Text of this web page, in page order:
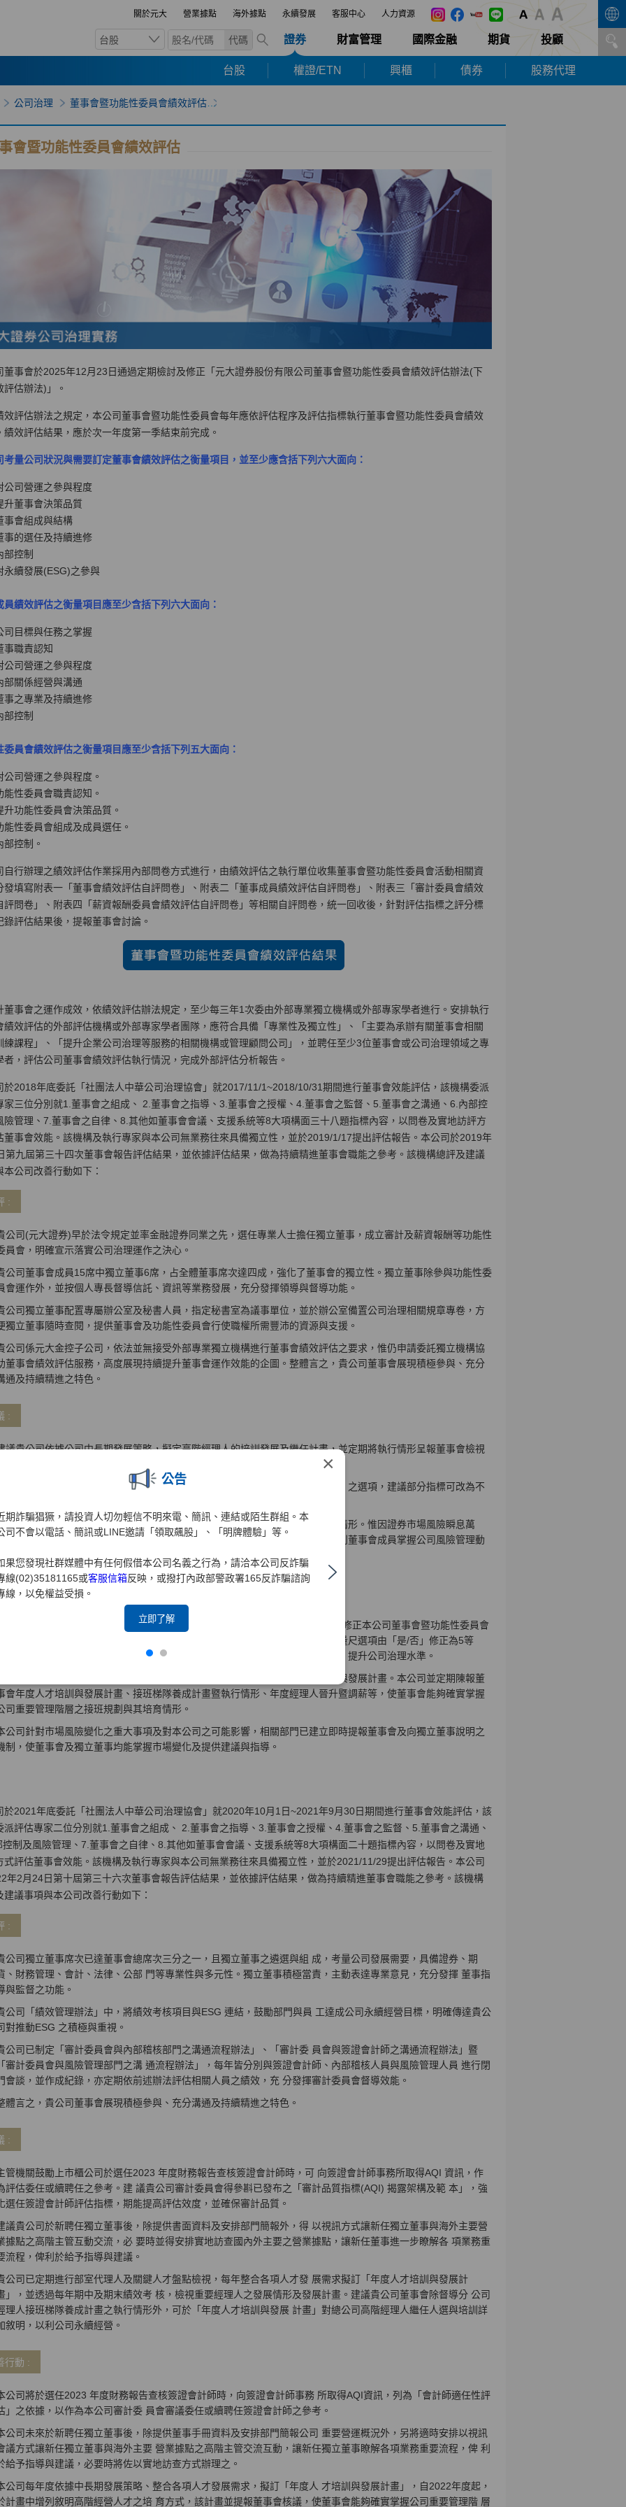
關於元大 營業據點 海外據點 永續發展 客服中心 人力資源
台股 代碼 證券 財富管理 國際金融 期貨 投顧
台股 權證/ETN 興櫃 債券 股務代理
×
公告
期詐騙猖獗，請投資人切勿輕信不明來電、簡訊、連結或陌生群組。本
司不會以電話、簡訊或LINE邀請「領取飆股」、「明牌體驗」等。
果您發現社群媒體中有任何假借本公司名義之行為，請洽本公司反詐騙
線(02)35181165或客服信箱反映，或撥打內政部警政署165反詐騙諮詢
線，以免權益受損。
立即了解
公司治理 董事會暨功能性委員會績效評估
會暨功能性委員會績效評估
董事會於2025年12月23日通過定期檢討及修正「元大證券股份有限公司董事會暨功能性委員會績效評估辦法(下
評估辦法)」。
效評估辦法之規定，本公司董事會暨功能性委員會每年應依評估程序及評估指標執行董事會暨功能性委員會績效
績效評估結果，應於次一年度第一季結束前完成。
考量公司狀況與需要訂定董事會績效評估之衡量項目，並至少應含括下列六大面向：
公司營運之參與程度
升董事會決策品質
事會組成與結構
事的選任及持續進修
部控制
永續發展(ESG)之參與
員績效評估之衡量項目應至少含括下列六大面向：
司目標與任務之掌握
事職責認知
公司營運之參與程度
部關係經營與溝通
事之專業及持續進修
部控制
委員會績效評估之衡量項目應至少含括下列五大面向：
公司營運之參與程度。
能性委員會職責認知。
升功能性委員會決策品質。
能性委員會組成及成員選任。
部控制。
自行辦理之績效評估作業採用內部問卷方式進行，由績效評估之執行單位收集董事會暨功能性委員會活動相關資
發填寫附表一「董事會績效評估自評問卷」、附表二「董事成員績效評估自評問卷」、附表三「審計委員會績效
評問卷」、附表四「薪資報酬委員會績效評估自評問卷」等相關自評問卷，統一回收後，針對評估指標之評分標
錄評估結果後，提報董事會討論。
董事會之運作成效，依績效評估辦法規定，至少每三年1次委由外部專業獨立機構或外部專家學者進行。安排執行
績效評估的外部評估機構或外部專家學者團隊，應符合具備「專業性及獨立性」、「主要為承辦有關董事會相關
練課程」、「提升企業公司治理等服務的相關機構或管理顧問公司」，並聘任至少3位董事會或公司治理領域之專
者，評估公司董事會績效評估執行情況，完成外部評估分析報告。
於2018年底委託「社團法人中華公司治理協會」就2017/11/1~2018/10/31期間進行董事會效能評估，該機構委派
家三位分別就1.董事會之組成、 2.董事會之指導、3.董事會之授權、4.董事會之監督、5.董事會之溝通、6.內部控
險管理、7.董事會之自律、8.其他如董事會會議、支援系統等8大項構面三十八題指標內容，以問卷及實地訪評方
董事會效能。該機構及執行專家與本公司無業務往來具備獨立性，並於2019/1/17提出評估報告。本公司於2019年
第九屆第三十四次董事會報告評估結果，並依據評估結果，做為持續精進董事會職能之參考。該機構總評及建議
本公司改善行動如下：
:
公司(元大證券)早於法令規定並率金融證券同業之先，選任專業人士擔任獨立董事，成立審計及薪資報酬等功能性
員會，明確宣示落實公司治理運作之決心。
公司董事會成員15席中獨立董事6席，占全體董事席次達四成，強化了董事會的獨立性。獨立董事除參與功能性委
會運作外，並按個人專長督導信託、資訊等業務發展，充分發揮領導與督導功能。
公司獨立董事配置專屬辦公室及秘書人員，指定秘書室為議事單位，並於辦公室備置公司治理相關規章專卷，方
獨立董事隨時查閱，提供董事會及功能性委員會行使職權所需豐沛的資源與支援。
公司係元大金控子公司，依法並無接受外部專業獨立機構進行董事會績效評估之要求，惟仍申請委託獨立機構協
董事會績效評估服務，高度展現持續提升董事會運作效能的企圖。整體言之，貴公司董事會展現積極參與、充分
通及持續精進之特色。
:
議貴公司依據公司中長期發展策略，擬定高階經理人的培訓發展及繼任計畫，並定期將執行情形呈報董事會檢視
提報金控母公司參考，使董事會能確實掌握高階經理人接班規劃的落實情形。
公司「董事會暨功能性委員會績效評估辦法」自評問卷目前多為「是」與「否」之選項，建議部分指標可改為不
公司董事會下設有風險管理部，每月向審計委員會與董事會報告風險管理執行情形。惟因證券市場風險瞬息萬
，建議貴公司如遇有重大風險事項，宜依相關通報程序及時通知獨立董事，以利董事會成員掌握公司風險管理動
行動 :
公司已於2019年11月份依據台灣證券交易所參考範例及本公司實務運作情形，修正本公司董事會暨功能性委員會
效評估辦法，範圍涵蓋個別董事成員及各功能性委員會，並將評估項目之評鑑量尺選項由「是/否」修正為5等
，其評估結果已能清楚展現量與質之差異性及變化情形，可精進董事會之效能，提升公司治理水準。
公司每年度依據中長期發展策略、整合各項人才發展需求，擬訂年度人才培訓與發展計畫。本公司並定期陳報董
會年度人才培訓與發展計畫、接班梯隊養成計畫暨執行情形、年度經理人晉升暨調薪等，使董事會能夠確實掌握
司重要管理階層之接班規劃與其培育情形。
公司針對市場風險變化之重大事項及對本公司之可能影響，相關部門已建立即時提報董事會及向獨立董事說明之
制，使董事會及獨立董事均能掌握市場變化及提供建議與指導。
於2021年底委託「社團法人中華公司治理協會」就2020年10月1日~2021年9月30日期間進行董事會效能評估，該
派評估專家二位分別就1.董事會之組成、 2.董事會之指導、3.董事會之授權、4.董事會之監督、5.董事會之溝通、
控制及風險管理、7.董事會之自律、8.其他如董事會會議、支援系統等8大項構面二十題指標內容，以問卷及實地
式評估董事會效能。該機構及執行專家與本公司無業務往來具備獨立性，並於2021/11/29提出評估報告。本公司
年2月24日第十屆第三十六次董事會報告評估結果，並依據評估結果，做為持續精進董事會職能之參考。該機構
建議事項與本公司改善行動如下：
:
公司獨立董事席次已達董事會總席次三分之一，且獨立董事之遴選與組 成，考量公司發展需要，具備證券、期
、財務管理、會計、法律、公部 門等專業性與多元性。獨立董事積極當責，主動表達專業意見，充分發揮 董事指
與監督之功能。
公司「績效管理辦法」中，將績效考核項目與ESG 連結，鼓勵部門與員 工達成公司永續經營目標，明確傳達貴公
對推動ESG 之積極與重視。
公司已制定「審計委員會與內部稽核部門之溝通流程辦法」、「審計委 員會與簽證會計師之溝通流程辦法」暨
審計委員會與風險管理部門之溝 通流程辦法」，每年皆分別與簽證會計師、內部稽核人員與風險管理人員 進行閉
會談，並作成紀錄，亦定期依前述辦法評估相關人員之績效，充 分發揮審計委員會督導效能。
體言之，貴公司董事會展現積極參與、充分溝通及持續精進之特色。
:
管機關鼓勵上市櫃公司於選任2023 年度財務報告查核簽證會計師時，可 向簽證會計師事務所取得AQI 資訊，作
評估委任或續聘任之參考。建 議貴公司審計委員會得參斟已發布之「審計品質指標(AQI) 揭露架構及範 本」，強
選任簽證會計師評估指標，期能提高評估效度，並確保審計品質。
議貴公司於新聘任獨立董事後，除提供書面資料及安排部門簡報外，得 以視訊方式讓新任獨立董事與海外主要營
據點之高階主管互動交流，必 要時並得安排實地訪查國內外主要之營業據點，讓新任董事進一步瞭解各 項業務重
流程，俾利於給予指導與建議。
公司已定期進行部室代理人及關鍵人才盤點檢視，每年整合各項人才發 展需求擬訂「年度人才培訓與發展計
」，並透過每年期中及期末績效考 核，檢視重要經理人之發展情形及發展計畫。建議貴公司董事會除督導分 公司
理人接班梯隊養成計畫之執行情形外，可於「年度人才培訓與發展 計畫」對總公司高階經理人繼任人選與培訓詳
敘明，以利公司永續經營。
行動 :
公司將於選任2023 年度財務報告查核簽證會計師時，向簽證會計師事務 所取得AQI資訊，列為「會計師適任性評
」之依據，以作為本公司審計委 員會審議委任或續聘任簽證會計師之參考。
公司未來於新聘任獨立董事後，除提供董事手冊資料及安排部門簡報公司 重要營運概況外，另將適時安排以視訊
議方式讓新任獨立董事與海外主要 營業據點之高階主管交流互動，讓新任獨立董事瞭解各項業務重要流程，俾 利
給予指導與建議，必要時將佐以實地訪查方式辦理之。
公司每年度依據中長期發展策略、整合各項人才發展需求，擬訂「年度人 才培訓與發展計畫」，自2022年度起，
計畫中增列敘明高階經營人才之培 育方式，該計畫並提報董事會核議，使董事會能夠確實掌握公司重要管理階 層